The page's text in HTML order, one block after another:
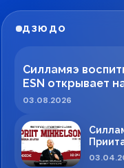
ДЗЮДО
Силламяэ
ESN открывает
03.08.2026